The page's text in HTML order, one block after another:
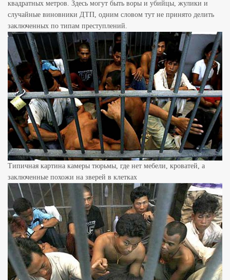
квадратных метров. Здесь могут быть воры и убийцы, жулики и
случайные виновники ДТП, одним словом тут не принято делить
заключенных по типам преступлений.
Типичная картина камеры тюрьмы, где нет мебели, кроватей, а
заключенные похожи на зверей в клетках